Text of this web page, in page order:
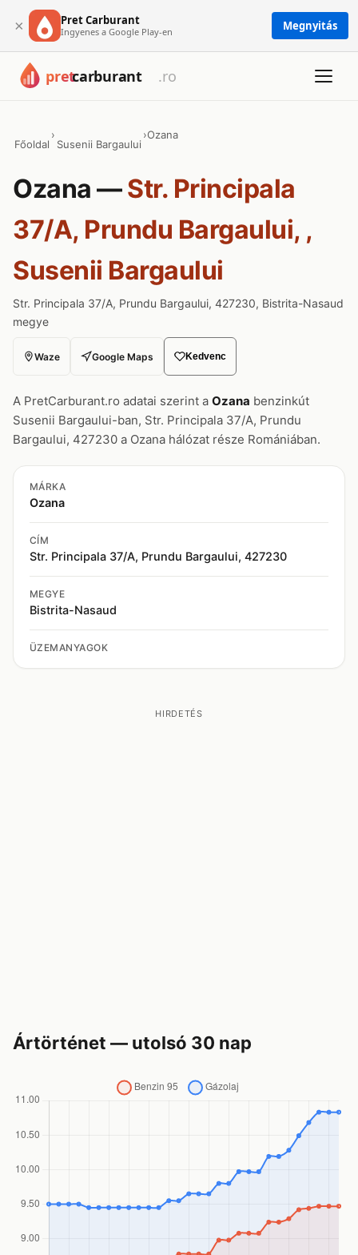
× Pret Carburant
Ingyenes a Google Play-en Megnyitás
Főoldal
›
Susenii Bargaului
›Ozana
Ozana —Str. Principala
37/A, Prundu Bargaului, ,
Susenii Bargaului
Str. Principala 37/A, Prundu Bargaului, 427230, Bistrita-Nasaud
megye
Waze Google Maps Kedvenc
A PretCarburant.ro adatai szerint a Ozana benzinkút
Susenii Bargaului-ban, Str. Principala 37/A, Prundu
Bargaului, 427230 a Ozana hálózat része Romániában.
MÁRKA
Ozana
CÍM
Str. Principala 37/A, Prundu Bargaului, 427230
MEGYE
Bistrita-Nasaud
ÜZEMANYAGOK
HIRDETÉS
Ártörténet — utolsó 30 nap